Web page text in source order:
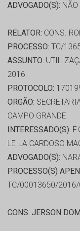
ADVOGADO(S): NÃO
RELATOR: CONS.
PROCESSO: TC/
ASSUNTO:
2016
PROTOCOLO:
ORGÃO:
CAMPO GRANDE
INTERESSADO(S):
LEILA CARDOSO
ADVOGADO(S):
PROCESSO(S)
TC/00013650/2016/
CONS. JERSON